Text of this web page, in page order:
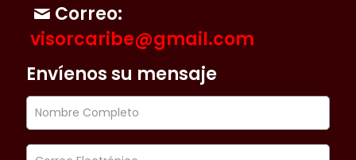
Correo:
visorcaribe@gmail.com
Envíenos su mensaje